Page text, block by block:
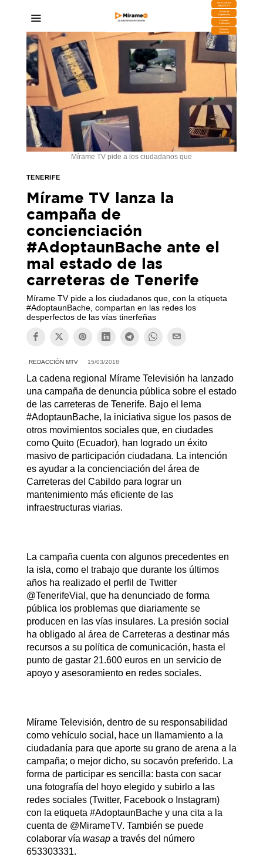
DESCARGA
MIRAPLAY
Buzón de
Sugerencias
Contratar
Publicidad
Contacto
Comercial
Mírame TV pide a los ciudadanos que
TENERIFE
Mírame TV lanza la
campaña de
concienciación
#AdoptaunBache ante el
mal estado de las
carreteras de Tenerife
Mírame TV pide a los ciudadanos que, con la etiqueta
#AdoptaunBache, compartan en las redes los
desperfectos de las vías tinerfeñas
REDACCIÓN MTV 15/03/2018
La cadena regional Mírame Televisión ha lanzado
una campaña de denuncia pública sobre el estado
de las carreteras de Tenerife. Bajo el lema
#AdoptaunBache, la iniciativa sigue los pasos de
otros movimientos sociales que, en ciudades
como Quito (Ecuador), han logrado un éxito
masivo de participación ciudadana. La intención
es ayudar a la concienciación del área de
Carreteras del Cabildo para lograr un
mantenimiento más eficiente de las
infraestructuras viarias.
La campaña cuenta con algunos precedentes en
la isla, como el trabajo que durante los últimos
años ha realizado el perfil de Twitter
@TenerifeVial, que ha denunciado de forma
pública los problemas que diariamente se
producen en las vías insulares. La presión social
ha obligado al área de Carreteras a destinar más
recursos a su política de comunicación, hasta el
punto de gastar 21.600 euros en un servicio de
apoyo y asesoramiento en redes sociales.
Mírame Televisión, dentro de su responsabilidad
como vehículo social, hace un llamamiento a la
ciudadanía para que aporte su grano de arena a la
campaña; o mejor dicho, su socavón preferido. La
forma de participar es sencilla: basta con sacar
una fotografía del hoyo elegido y subirlo a las
redes sociales (Twitter, Facebook o Instagram)
con la etiqueta #AdoptaunBache y una cita a la
cuenta de @MirameTV. También se puede
colaborar vía wasap a través del número
653303331.